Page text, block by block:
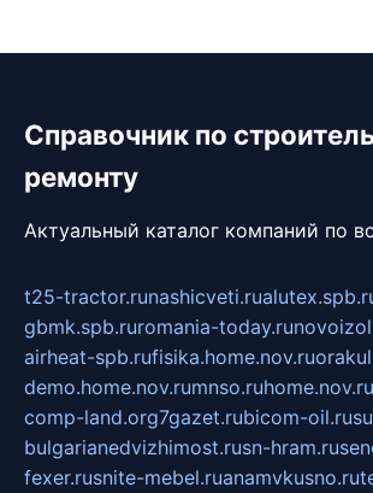
Справочник по
ремонту
Актуальный каталог компаний по
t25-tractor.runashicveti.ru
gbmk.spb.ruromania-today.ru
airheat-spb.rufisika.home.nov.ru
demo.home.nov.rumnso.ruhome.nov.ru
comp-land.org7gazet.rubicom-oil.ru
bulgarianedvizhimost.rusn-hram.ru
fexer.rusnite-mebel.ruanamvkusno.ru